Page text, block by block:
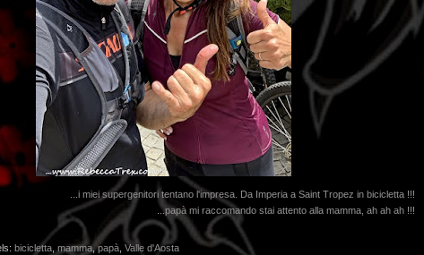
...i miei supergenitori tentano l'impresa. Da Imperia a Saint Tropez in bicicletta !!!
...papà mi raccomando stai attento alla mamma, ah ah ah !!!
bicicletta, mamma,papà, Valle d'Aosta